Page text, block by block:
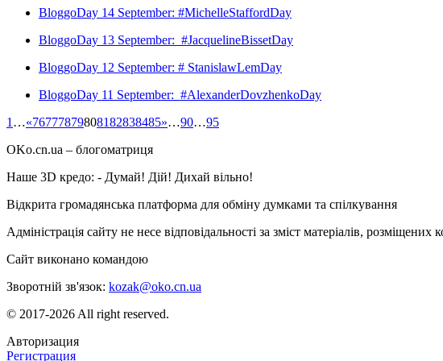
BloggoDay 14 September: #MichelleStaffordDay
BloggoDay 13 September: #JacquelineBissetDay
BloggoDay 12 September: # StanislawLemDay
BloggoDay 11 September: #AlexanderDovzhenkoDay
1 …«76777879808182838485»…90…95
OKo.cn.ua – блогоматриця
Наше 3D кредо: - Думай! Дій! Дихай вільно!
Відкрита громадянська платформа для обміну думками та спілкування
Адміністрація сайту не несе відповідальності за зміст матеріалів, розміщених
Сайт виконано командою
Зворотній зв'язок: kozak@oko.cn.ua
© 2017-2026 All right reserved.
Авторизация
Регистрация